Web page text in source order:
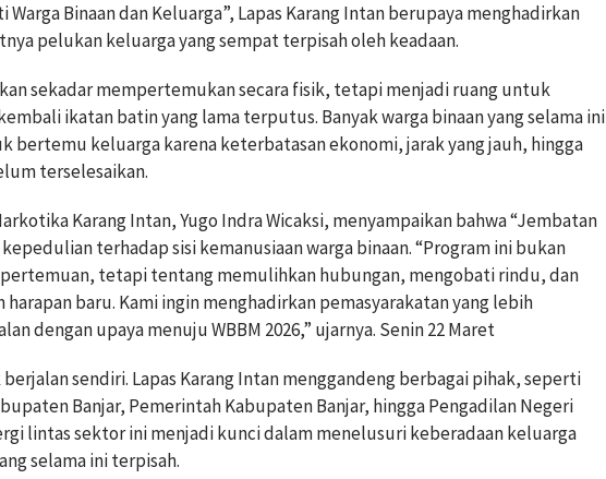
Warga Binaan dan Keluarga”, Lapas Karang Intan berupaya menghadirkan
pelukan keluarga yang sempat terpisah oleh keadaan.
sekadar mempertemukan secara fisik, tetapi menjadi ruang untuk
ikatan batin yang lama terputus. Banyak warga binaan yang selama ini
bertemu keluarga karena keterbatasan ekonomi, jarak yang jauh, hingga
terselesaikan.
Karang Intan, Yugo Indra Wicaksi, menyampaikan bahwa “Jembatan
terhadap sisi kemanusiaan warga binaan. “Program ini bukan
tetapi tentang memulihkan hubungan, mengobati rindu, dan
baru. Kami ingin menghadirkan pemasyarakatan yang lebih
dengan upaya menuju WBBM 2026,” ujarnya. Senin 22 Maret
sendiri. Lapas Karang Intan menggandeng berbagai pihak, seperti
Banjar, Pemerintah Kabupaten Banjar, hingga Pengadilan Negeri
lintas sektor ini menjadi kunci dalam menelusuri keberadaan keluarga
selama ini terpisah.